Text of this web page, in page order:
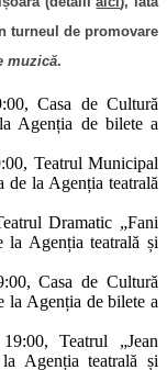
turneul de promovare
muzică.
Casa de Cultură
Agenția de bilete a
Teatrul Municipal
de la Agenția teatrală
Dramatic „Fani
la Agenția teatrală și
Casa de Cultură
la Agenția de bilete a
Teatrul „Jean
Agenția teatrală și